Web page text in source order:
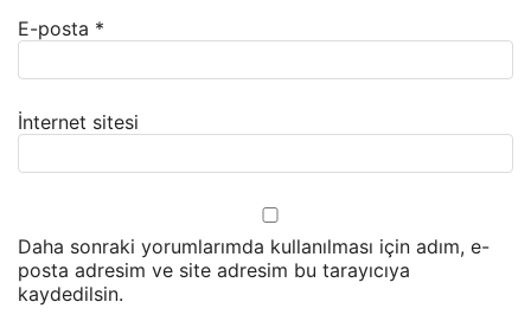
E-posta *
İnternet sitesi
Daha sonraki yorumlarımda kullanılması için adım, e-
posta adresim ve site adresim bu tarayıcıya
kaydedilsin.